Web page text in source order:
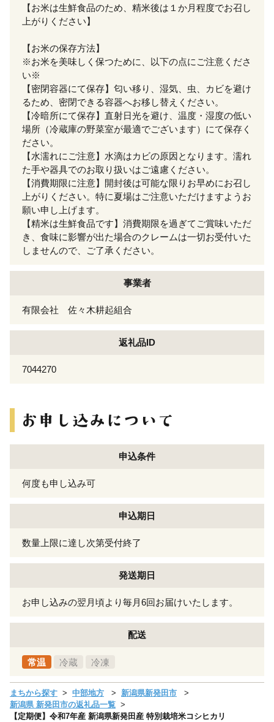
【お米は生鮮食品のため、精米後は１か月程度でお召し
上がりください】
【お米の保存方法】
※お米を美味しく保つために、以下の点にご注意くださ
い※
【密閉容器にて保存】匂い移り、湿気、虫、カビを避け
るため、密閉できる容器へお移し替えください。
【冷暗所にて保存】直射日光を避け、温度・湿度の低い
場所（冷蔵庫の野菜室が最適でございます）にて保存く
ださい。
【水濡れにご注意】水滴はカビの原因となります。濡れ
た手や器具でのお取り扱いはご遠慮ください。
【消費期限に注意】開封後は可能な限りお早めにお召し
上がりください。特に夏場はご注意いただけますようお
願い申し上げます。
【精米は生鮮食品です】消費期限を過ぎてご賞味いただ
き、食味に影響が出た場合のクレームは一切お受付いた
しませんので、ご了承ください。
事業者
有限会社 佐々木耕起組合
返礼品ID
7044270
申込条件
何度も申し込み可
申込期日
数量上限に達し次第受付終了
発送期日
お申し込みの翌月頃より毎月6回お届けいたします。
配送
常温 冷蔵 冷凍
まちから探す 中部地方
新潟県新発田市
新潟県 新発田市の返礼品一覧
【定期便】令和7年産 新潟県新発田産 特別栽培米コシヒカリ